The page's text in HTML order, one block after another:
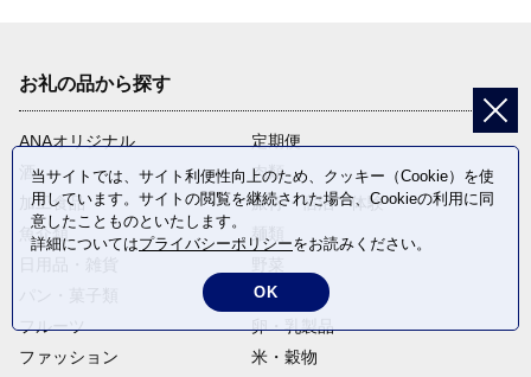
お礼の品から探す
ANAオリジナル
定期便
酒
肉類
加工食品
旅行・宿泊・体験
魚介類
麺類
電化製品
フルーツ
卵・乳製品
ファッション
米・穀物
当サイトでは、サイト利便性向上のため、クッキー（Cookie）を使
用しています。サイトの閲覧を継続された場合、Cookieの利用に同
意したことものといたします。
詳細についてはプライバシーポリシーをお読みください。
OK